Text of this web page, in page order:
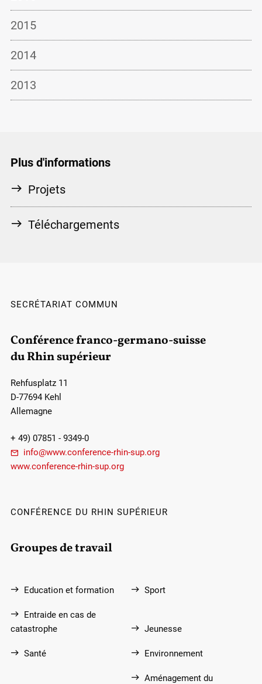
2015
2014
2013
Plus d'informations
Projets
Téléchargements
SECRÉTARIAT COMMUN
Conférence franco-germano-suisse
du Rhin supérieur
Rehfusplatz 11
D-77694 Kehl
Allemagne
+ 49) 07851 - 9349-0
info@www.conference-rhin-sup.org
www.conference-rhin-sup.org
CONFÉRENCE DU RHIN SUPÉRIEUR
Groupes de travail
Education et formation Sport
Entraide en cas de
catastrophe
Jeunesse
Santé Environnement
Aménagement du